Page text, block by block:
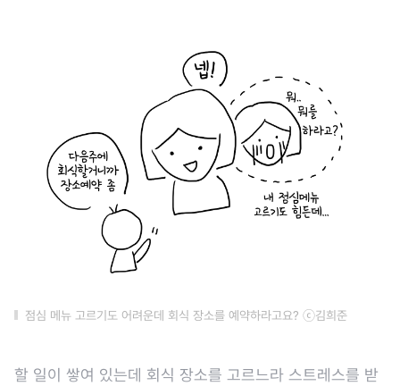
점심 메뉴 고르기도 어려운데 회식 장소를 예약하라고요? ⓒ김희준
할 일이 쌓여 있는데 회식 장소를 고르느라 스트레스를 받